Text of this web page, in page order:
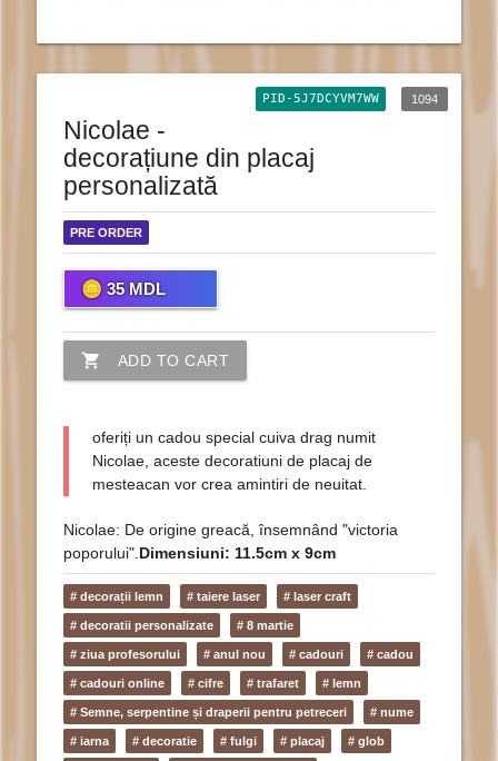
1094
PID-5J7DCYVM7WW
Nicolae -
decorațiune din placaj
personalizată
PRE ORDER
35 MDL
shopping_cart ADD TO CART
oferiți un cadou special cuiva drag numit
Nicolae, aceste decoratiuni de placaj de
mesteacan vor crea amintiri de neuitat.
Nicolae: De origine greacă, însemnând "victoria
poporului". Dimensiuni: 11.5cm x 9cm
# decorații lemn # taiere laser # laser craft
# decoratii personalizate # 8 martie
# ziua profesorului # anul nou # cadouri # cadou
# cadouri online # cifre # trafaret # lemn
# Semne, serpentine și draperii pentru petreceri # nume
# iarna # decoratie # fulgi # placaj # glob